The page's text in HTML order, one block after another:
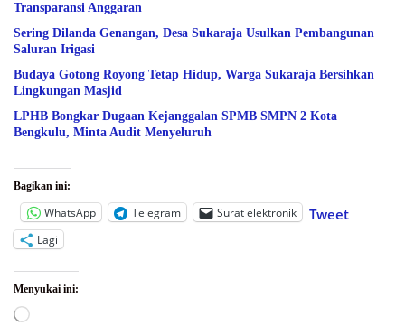
Transparansi Anggaran
Sering Dilanda Genangan, Desa Sukaraja Usulkan Pembangunan
Saluran Irigasi
Budaya Gotong Royong Tetap Hidup, Warga Sukaraja Bersihkan
Lingkungan Masjid
LPHB Bongkar Dugaan Kejanggalan SPMB SMPN 2 Kota
Bengkulu, Minta Audit Menyeluruh
Bagikan ini:
WhatsApp Telegram Surat elektronik Tweet
Lagi
Menyukai ini:
Memuat...